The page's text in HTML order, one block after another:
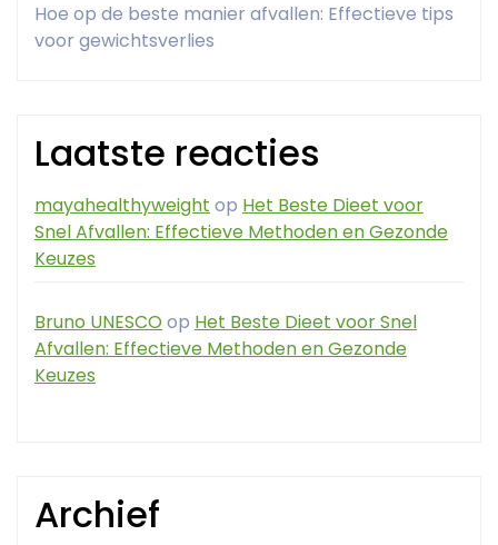
Hoe op de beste manier afvallen: Effectieve tips
voor gewichtsverlies
Laatste reacties
mayahealthyweight op Het Beste Dieet voor
Snel Afvallen: Effectieve Methoden en Gezonde
Keuzes
Bruno UNESCO op Het Beste Dieet voor Snel
Afvallen: Effectieve Methoden en Gezonde
Keuzes
Archief